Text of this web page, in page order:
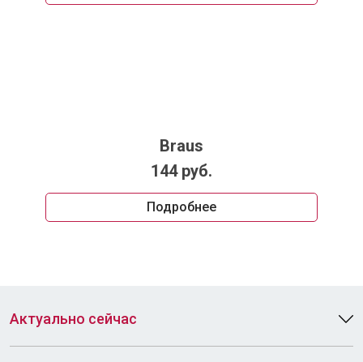
Braus
144 руб.
Подробнее
Актуально сейчас